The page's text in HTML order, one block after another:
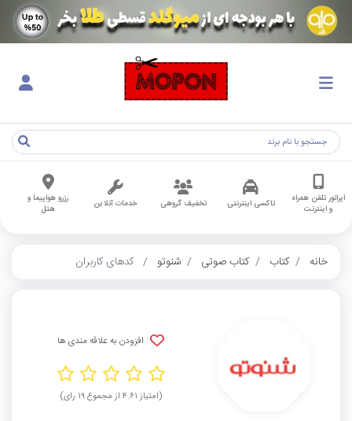
اپراتور تلفن همراه
و اینترنت
تاکسی اینترنتی تخفیف گروهی خدمات آنلاین
رزرو هواپیما و
هتل
خانه کتاب کتاب صوتی شنوتو کدهای کاربران
افزودن به علاقه مندی ها
(امتیاز ۴.۶۱ از مجموع ۱۹ رای)